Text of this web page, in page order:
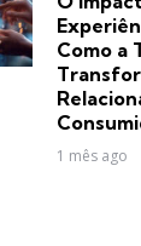
Como a
1 mês ago